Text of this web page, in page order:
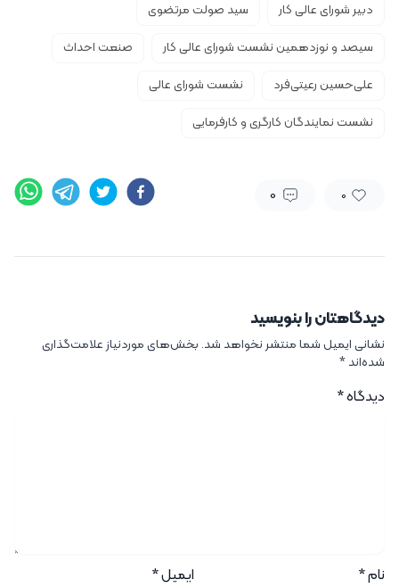
دبیر شورای عالی کار
سید صولت مرتضوی
سیصد و نوزدهمین نشست شورای عالی کار
صنعت احداث
علی‌حسین رعیتی‌فرد
نشست شورای عالی
نشست نمایندگان کارگری و کارفرمایی
0
0
دیدگاهتان را بنویسید
نشانی ایمیل شما منتشر نخواهد شد. بخش‌های موردنیاز علامت‌گذاری
شده‌اند*
دیدگاه*
نام* ایمیل*